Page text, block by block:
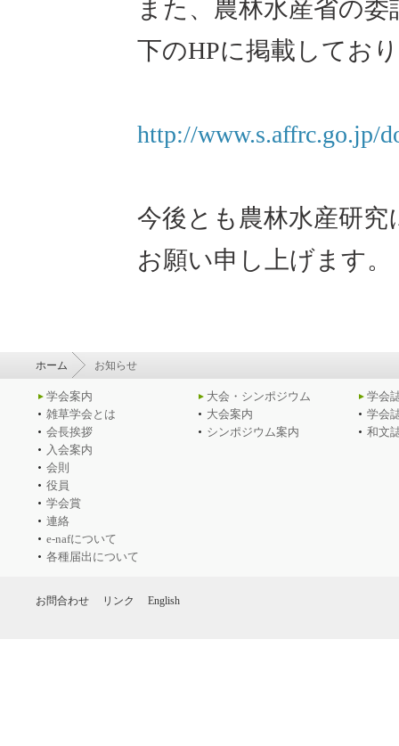
また、農林水産省の
下のHPに掲載してお
http://www.s.affrc.go.jp/
今後とも農林水産研
お願い申し上げま
ホーム お知らせ
学会案内
雑草学会とは
会長挨拶
入会案内
会則
役員
学会賞
連絡
e-nafについて
各種届出について
大会・シンポジウム
大会案内
シンポジウム案内
学会
学会
和文
お問合わせ リンク English